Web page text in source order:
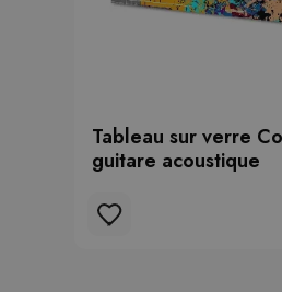
Tableau sur verre
guitare acoustique